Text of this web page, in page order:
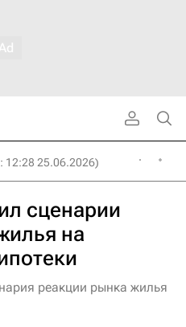
12:28 25.06.2026)
сценарии
на
реакции рынка жилья